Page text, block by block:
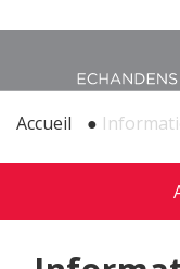
Accueil ●